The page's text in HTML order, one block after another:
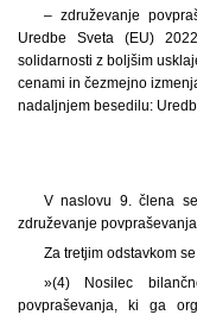
– združevanje
Uredbe Sveta (EU)
solidarnosti z boljšim
cenami in čezmejno
nadaljnjem besedilu:
V naslovu 9. člena
združevanje
Za tretjim odstavkom
»(4) Nosilec
povpraševanja, ki ga